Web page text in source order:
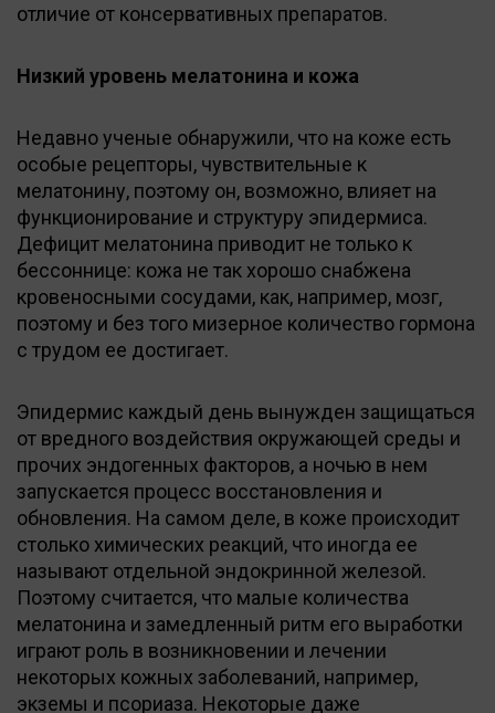
отличие от консервативных препаратов.
Низкий уровень мелатонина и кожа
Недавно ученые обнаружили, что на коже есть
особые рецепторы, чувствительные к
мелатонину, поэтому он, возможно, влияет на
функционирование и структуру эпидермиса.
Дефицит мелатонина приводит не только к
бессоннице: кожа не так хорошо снабжена
кровеносными сосудами, как, например, мозг,
поэтому и без того мизерное количество гормона
с трудом ее достигает.
Эпидермис каждый день вынужден защищаться
от вредного воздействия окружающей среды и
прочих эндогенных факторов, а ночью в нем
запускается процесс восстановления и
обновления. На самом деле, в коже происходит
столько химических реакций, что иногда ее
называют отдельной эндокринной железой.
Поэтому считается, что малые количества
мелатонина и замедленный ритм его выработки
играют роль в возникновении и лечении
некоторых кожных заболеваний, например,
экземы и псориаза. Некоторые даже